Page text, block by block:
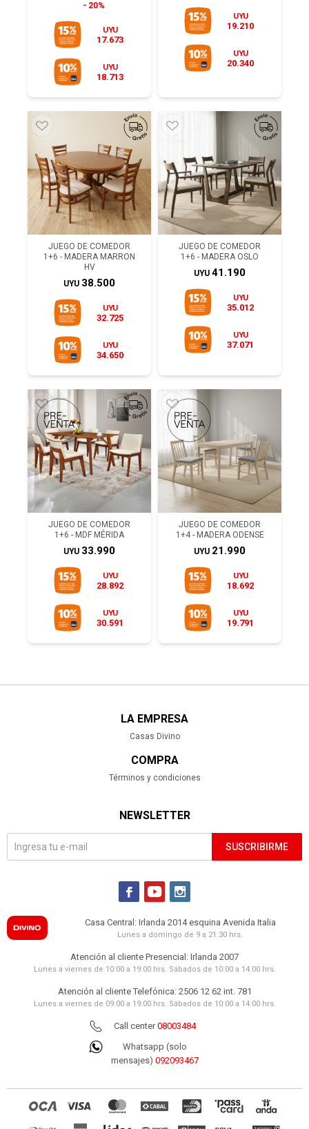
20%
UYU
17.673
UYU
18.713
UYU
19.210
UYU
20.340
JUEGO DE COMEDOR
1+6 - MADERA MARRON
HV
UYU 38.500
UYU
32.725
UYU
34.650
JUEGO DE COMEDOR
1+6 - MADERA OSLO
UYU 41.190
UYU
35.012
UYU
37.071
JUEGO DE COMEDOR
1+6 - MDF MÉRIDA
UYU 33.990
UYU
28.892
UYU
30.591
JUEGO DE COMEDOR
1+4 - MADERA ODENSE
UYU 21.990
UYU
18.692
UYU
19.791
LA EMPRESA
Casas Divino
COMPRA
Términos y condiciones
NEWSLETTER
SUSCRIBIRME
  
Casa Central: Irlanda 2014 esquina Avenida Italia
Lunes a domingo de 9 a 21:30 hrs.
Atención al cliente Presencial: Irlanda 2007
Lunes a viernes de 10:00 a 19:00 hrs. Sábados de 10:00 a 14:00 hrs.
Atención al cliente Telefónica: 2506 12 62 int. 781
Lunes a viernes de 09:00 a 19:00 hrs. Sábados de 10:00 a 14:00 hrs.
Call center08003484
Whatsapp (solo
mensajes) 092093467